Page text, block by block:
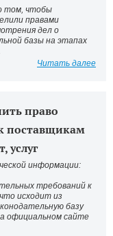
том, чтобы
правами
дел о
базы на этапах
Читать далее
право
поставщикам
услуг
информации:
требований к
исходит из
базу
официальном сайте